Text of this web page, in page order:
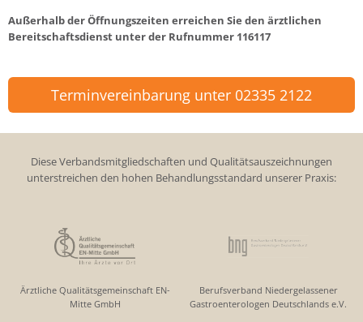
Außerhalb der Öffnungszeiten erreichen Sie den ärztlichen
Bereitschaftsdienst unter der Rufnummer 116117
Terminvereinbarung unter 02335 2122
Diese Verbandsmitgliedschaften und Qualitätsauszeichnungen
unterstreichen den hohen Behandlungsstandard unserer Praxis:
Ärztliche Qualitätsgemeinschaft EN-
Mitte GmbH
Berufsverband Niedergelassener
Gastroenterologen Deutschlands e.V.